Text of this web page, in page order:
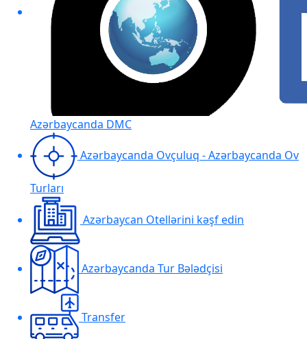
Azərbaycanda DMC
Azərbaycanda Ovçuluq - Azərbaycanda Ov
Turları
Azərbaycan Otellərini kəşf edin
Azərbaycanda Tur Bələdçisi
Transfer